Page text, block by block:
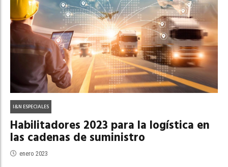
I&N ESPECIALES
Habilitadores 2023 para la logística en
las cadenas de suministro
enero 2023